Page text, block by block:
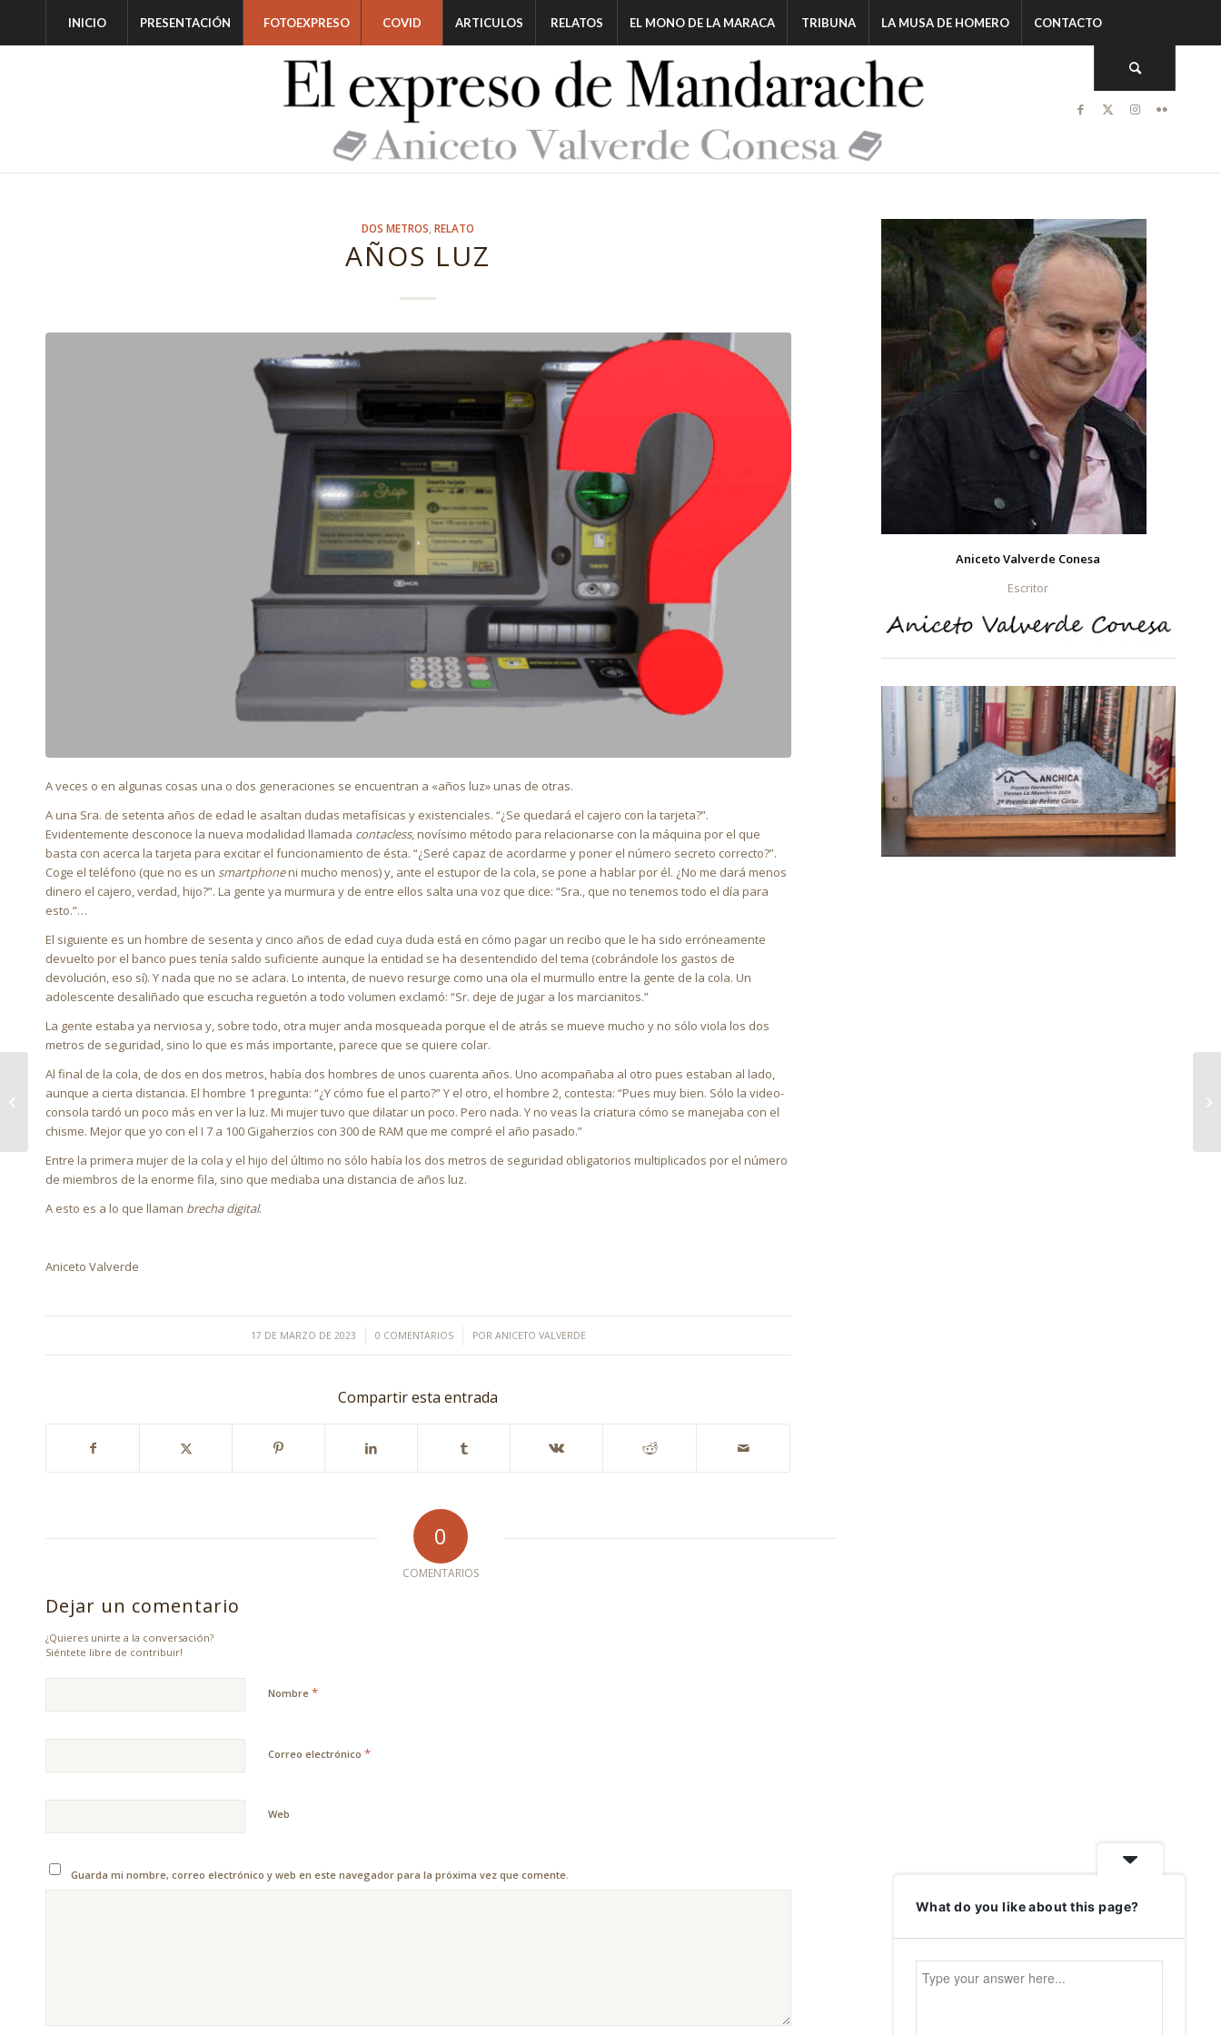
INICIO PRESENTACIÓN FOTOEXPRESO COVID ARTICULOS RELATOS EL MONO DE LA MARACA TRIBUNA LA MUSA DE HOMERO CONTACTO
DOS METROS ,RELATO
AÑOS LUZ
A veces o en algunas cosas una o dos generaciones se encuentran a «años luz» unas de otras.
A una Sra. de setenta años de edad le asaltan dudas metafísicas y existenciales. “¿Se quedará el cajero con la tarjeta?”.
Evidentemente desconoce la nueva modalidad llamada contacless, novísimo método para relacionarse con la máquina por el que
basta con acerca la tarjeta para excitar el funcionamiento de ésta. “¿Seré capaz de acordarme y poner el número secreto correcto?”.
Coge el teléfono (que no es un smartphoneni mucho menos) y, ante el estupor de la cola, se pone a hablar por él. ¿No me dará menos
dinero el cajero, verdad, hijo?”. La gente ya murmura y de entre ellos salta una voz que dice: “Sra., que no tenemos todo el día para
esto.”…
El siguiente es un hombre de sesenta y cinco años de edad cuya duda está en cómo pagar un recibo que le ha sido erróneamente
devuelto por el banco pues tenía saldo suficiente aunque la entidad se ha desentendido del tema (cobrándole los gastos de
devolución, eso sí). Y nada que no se aclara. Lo intenta, de nuevo resurge como una ola el murmullo entre la gente de la cola. Un
adolescente desaliñado que escucha reguetón a todo volumen exclamó: “Sr. deje de jugar a los marcianitos.”
La gente estaba ya nerviosa y, sobre todo, otra mujer anda mosqueada porque el de atrás se mueve mucho y no sólo viola los dos
metros de seguridad, sino lo que es más importante, parece que se quiere colar.
Al final de la cola, de dos en dos metros, había dos hombres de unos cuarenta años. Uno acompañaba al otro pues estaban al lado,
aunque a cierta distancia. El hombre 1 pregunta: “¿Y cómo fue el parto?” Y el otro, el hombre 2, contesta: “Pues muy bien. Sólo la video-
consola tardó un poco más en ver la luz. Mi mujer tuvo que dilatar un poco. Pero nada. Y no veas la criatura cómo se manejaba con el
chisme. Mejor que yo con el I 7 a 100 Gigaherzios con 300 de RAM que me compré el año pasado.”
Entre la primera mujer de la cola y el hijo del último no sólo había los dos metros de seguridad obligatorios multiplicados por el número
de miembros de la enorme fila, sino que mediaba una distancia de años luz.
A esto es a lo que llaman brecha digital.
Aniceto Valverde
17 DE MARZO DE 2023
/ 0 COMENTARIOS
/ POR ANICETO VALVERDE
Compartir esta entrada
0
COMENTARIOS
Dejar un comentario
¿Quieres unirte a la conversación?
Siéntete libre de contribuir!
Nombre *
Correo electrónico *
Web
Guarda mi nombre, correo electrónico y web en este navegador para la próxima vez que comente.
Aniceto Valverde Conesa
Escritor
LA DISTANCIA DE UN
MINUTO
What do you like about this page?